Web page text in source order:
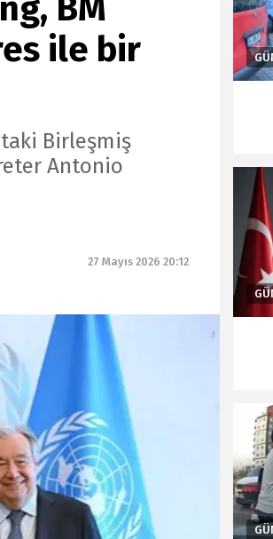
BM
ile bir
Birleşmiş
Antonio
27 Mayıs 2026 20:12